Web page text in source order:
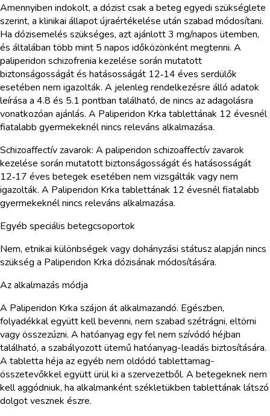
Amennyiben indokolt, a dózist csak a beteg egyedi szükséglete
szerint, a klinikai állapot újraértékelése után szabad módosítani.
Ha dózisemelés szükséges, azt ajánlott 3 mg/napos ütemben,
és általában több mint 5 napos időközönként megtenni. A
paliperidon schizofrenia kezelése során mutatott
biztonságosságát és hatásosságát 12‑14 éves serdülők
esetében nem igazolták. A jelenleg rendelkezésre álló adatok
leírása a 4.8 és 5.1 pontban található, de nincs az adagolásra
vonatkozóan ajánlás. A Paliperidon Krka tablettának 12 évesnél
fiatalabb gyermekeknél nincs releváns alkalmazása.
Schizoaffectív zavarok: A paliperidon schizoaffectív zavarok
kezelése során mutatott biztonságosságát és hatásosságát
12‑17 éves betegek esetében nem vizsgálták vagy nem
igazolták. A Paliperidon Krka tablettának 12 évesnél fiatalabb
gyermekeknél nincs releváns alkalmazása.
Egyéb speciális betegcsoportok
Nem, etnikai különbségek vagy dohányzási státusz alapján nincs
szükség a Paliperidon Krka dózisának módosítására.
Az alkalmazás módja
A Paliperidon Krka szájon át alkalmazandó. Egészben,
folyadékkal együtt kell bevenni, nem szabad szétrágni, eltörni
vagy összezúzni. A hatóanyag egy fel nem szívódó héjban
található, a szabályozott ütemű hatóanyag-leadás biztosítására.
A tabletta héja az egyéb nem oldódó tablettamag-
összetevőkkel együtt ürül ki a szervezetből. A betegeknek nem
kell aggódniuk, ha alkalmanként székletükben tablettának látszó
dolgot vesznek észre.